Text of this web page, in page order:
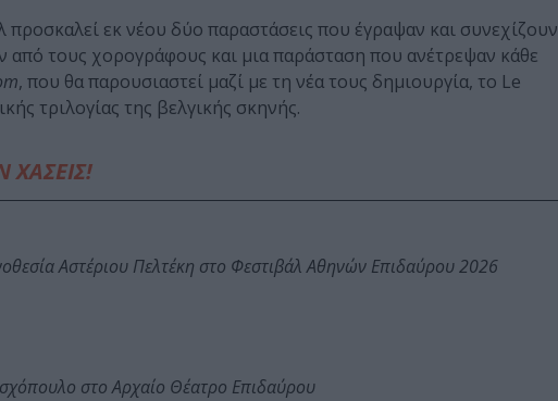
εκ νέου δύο παραστάσεις που έγραψαν και συνεχίζουν
από τους χορογράφους και μια παράσταση που ανέτρεψαν κάθε
, που θα παρουσιαστεί μαζί με τη νέα τους δημιουργία, το Le
τριλογίας της βελγικής σκηνής.
ΧΑΣΕΙΣ!
Αστέριου Πελτέκη στο Φεστιβάλ Αθηνών Επιδαύρου 2026
στο Αρχαίο Θέατρο Επιδαύρου